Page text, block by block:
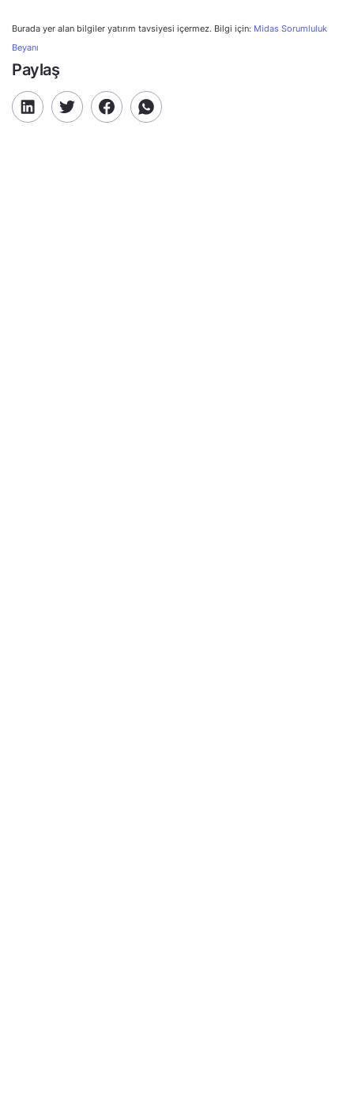
Burada yer alan bilgiler yatırım tavsiyesi içermez. Bilgi için: Midas Sorumluluk
Beyanı
Paylaş